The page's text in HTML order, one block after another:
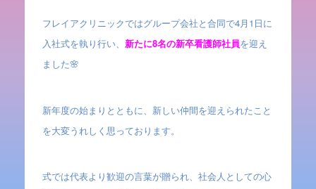
フレイアクリニックではグループ会社と合同で4月1日に
入社式を執り行い、 新たに8名の新卒看護師社員を迎え
ました🌸
新年度の始まりとともに、新しい仲間を迎えられたこと
を大変うれしく思っております。
式では代表より歓迎の言葉が贈られ、社会人としての心